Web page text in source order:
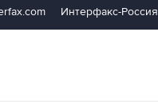
Интерфакс-Россия